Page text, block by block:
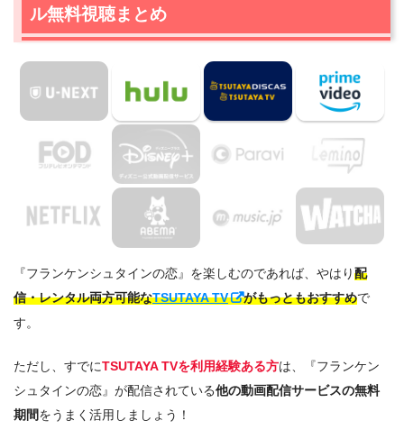
ル無料視聴まとめ
『フランケンシュタインの恋』を楽しむのであれば、やはり配
信・レンタル両方可能なTSUTAYA TV がもっともおすすめで
す。
ただし、すでにTSUTAYA TVを利用経験ある方は、『フランケン
シュタインの恋』が配信されている他の動画配信サービスの無料
期間をうまく活用しましょう！